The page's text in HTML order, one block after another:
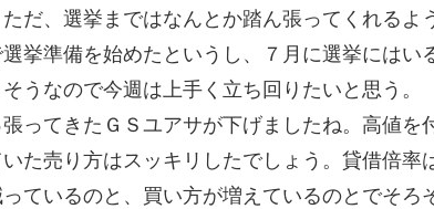
だ、選挙まではなんとか踏ん張ってくれるよ
挙準備を始めたというし、７月に選挙にはい
うなので今週は上手く立ち回りたいと思う。
ってきたＧＳユアサが下げましたね。高値を
た売り方はスッキリしたでしょう。貸借倍率
ているのと、買い方が増えているのとでそろ